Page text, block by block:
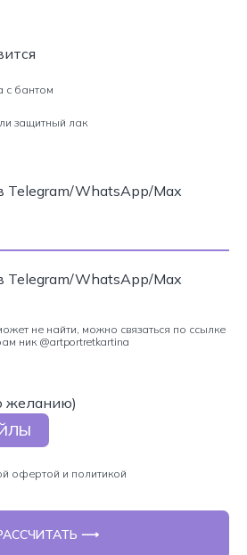
с бантом
защитный лак
Telegram/WhatsApp/Max
Telegram/WhatsApp/Max
не найти, можно связаться по ссылке
ник @artportretkartina
желанию)
офертой и политикой
⟶